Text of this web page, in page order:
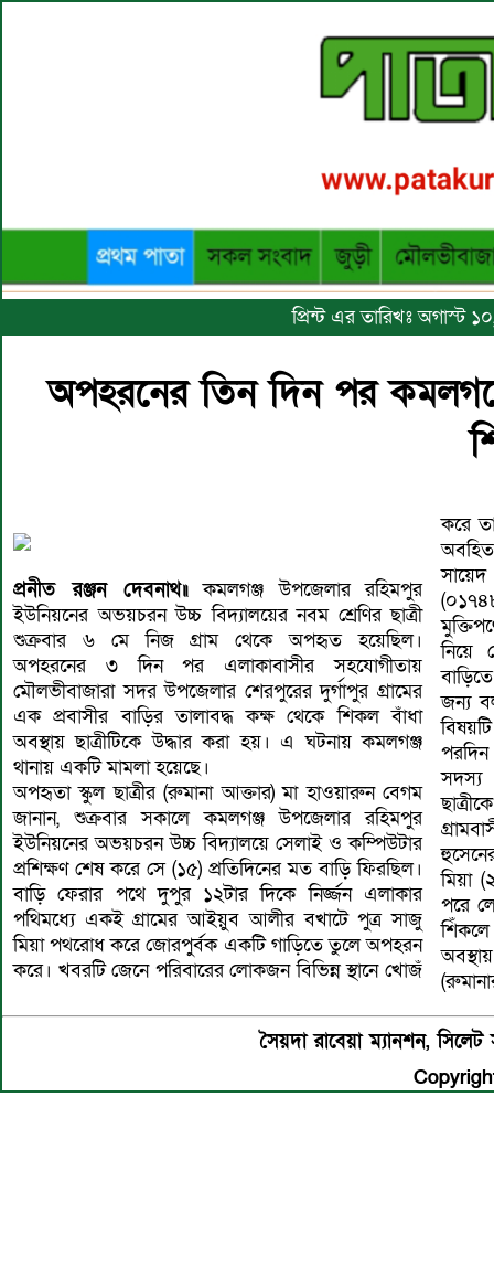
প্রিন্ট এর তারিখঃ অগাস্ট
অপহরনের তিন দিন পর
প্রনীত রঞ্জন দেবনাথ॥ কমলগঞ্জ উপজেলার রহিমপুর
ইউনিয়নের অভয়চরন উচ্চ বিদ্যালয়ের নবম শ্রেণির ছাত্রী
শুক্রবার ৬ মে নিজ গ্রাম থেকে অপহৃত হয়েছিল।
অপহরনের ৩ দিন পর এলাকাবাসীর সহযোগীতায়
মৌলভীবাজারা সদর উপজেলার শেরপুরের দুর্গাপুর গ্রামের
এক প্রবাসীর বাড়ির তালাবদ্ধ কক্ষ থেকে শিকল বাঁধা
অবস্থায় ছাত্রীটিকে উদ্ধার করা হয়। এ ঘটনায় কমলগঞ্জ
থানায় একটি মামলা হয়েছে।
অপহৃতা স্কুল ছাত্রীর (রুমানা আক্তার) মা হাওয়ারুন বেগম
জানান, শুক্রবার সকালে কমলগঞ্জ উপজেলার রহিমপুর
ইউনিয়নের অভয়চরন উচ্চ বিদ্যালয়ে সেলাই ও কম্পিউটার
প্রশিক্ষণ শেষ করে সে (১৫) প্রতিদিনের মত বাড়ি ফিরছিল।
বাড়ি ফেরার পথে দুপুর ১২টার দিকে নির্জ্জন এলাকার
পথিমধ্যে একই গ্রামের আইয়ুব আলীর বখাটে পুত্র সাজু
মিয়া পথরোধ করে জোরপুর্বক একটি গাড়িতে তুলে অপহরন
করে। খবরটি জেনে পরিবারের লোকজন বিভিন্ন স্থানে খোজঁ
করে
নিয়ে
জন্য
সদস্য
মিয়া
পরে
শিঁকলে
সৈয়দা রাবেয়া ম্যানশন,